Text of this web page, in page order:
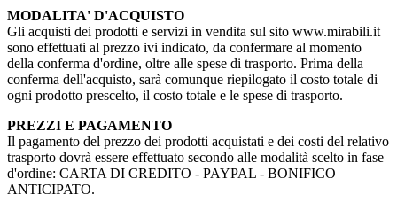
MODALITA' D'ACQUISTO
Gli acquisti dei prodotti e servizi in vendita sul sito www.mirabili.it
sono effettuati al prezzo ivi indicato, da confermare al momento
della conferma d'ordine, oltre alle spese di trasporto. Prima della
conferma dell'acquisto, sarà comunque riepilogato il costo totale di
ogni prodotto prescelto, il costo totale e le spese di trasporto.
PREZZI E PAGAMENTO
Il pagamento del prezzo dei prodotti acquistati e dei costi del relativo
trasporto dovrà essere effettuato secondo alle modalità scelto in fase
d'ordine: CARTA DI CREDITO - PAYPAL - BONIFICO
ANTICIPATO.